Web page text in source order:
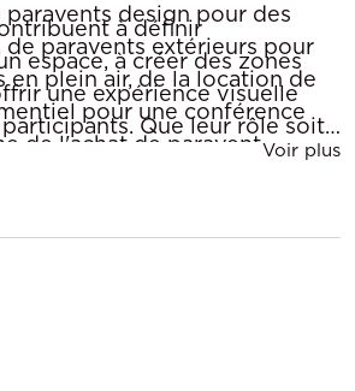
paravents design pour des
de paravents extérieurs pour
en plein air, de la location de
pour une conférence
de l'achat de paravent
et fonctionnelles.
à définir
espace, à créer des zones
une expérience visuelle
Que leur rôle soit
des éléments polyvalents
éléments de scénographie
part entière.
Voir plus